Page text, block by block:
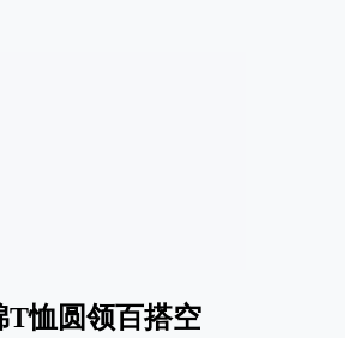
T恤圆领百搭空